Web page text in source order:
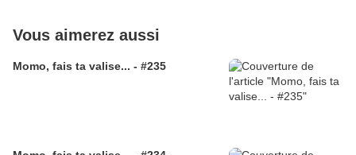
Vous aimerez aussi
Momo, fais ta valise... - #235